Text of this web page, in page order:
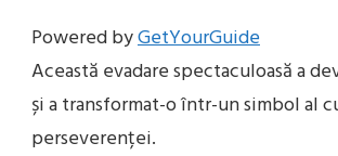
Powered byGetYourGuide
Această evadare spectaculoasă a
și a transformat-o într-un simbol al
perseverenței.